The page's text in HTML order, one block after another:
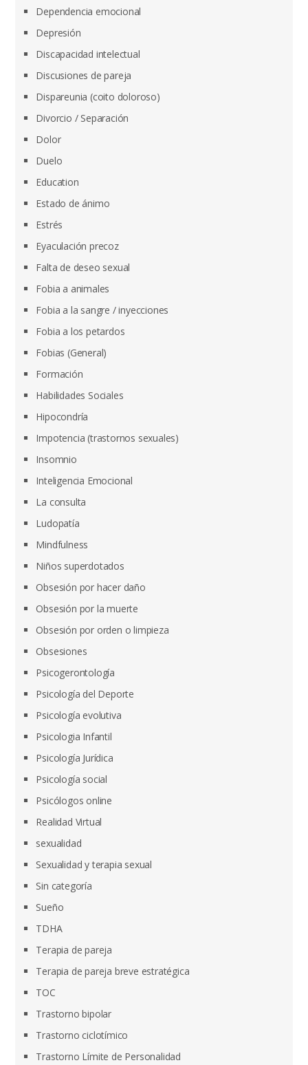
Dependencia emocional
Depresión
Discapacidad intelectual
Discusiones de pareja
Dispareunia (coito doloroso)
Divorcio / Separación
Dolor
Duelo
Education
Estado de ánimo
Estrés
Eyaculación precoz
Falta de deseo sexual
Fobia a animales
Fobia a la sangre / inyecciones
Fobia a los petardos
Fobias (General)
Formación
Habilidades Sociales
Hipocondría
Impotencia (trastornos sexuales)
Insomnio
Inteligencia Emocional
La consulta
Ludopatía
Mindfulness
Niños superdotados
Obsesión por hacer daño
Obsesión por la muerte
Obsesión por orden o limpieza
Obsesiones
Psicogerontología
Psicología del Deporte
Psicología evolutiva
Psicologia Infantil
Psicología Jurídica
Psicología social
Psicólogos online
Realidad Virtual
sexualidad
Sexualidad y terapia sexual
Sin categoría
Sueño
TDHA
Terapia de pareja
Terapia de pareja breve estratégica
TOC
Trastorno bipolar
Trastorno ciclotímico
Trastorno Límite de Personalidad